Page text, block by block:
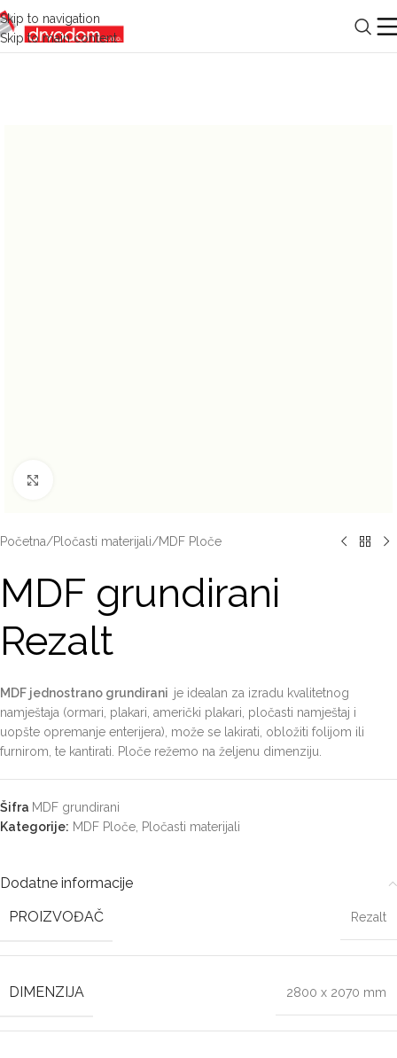
Skip to navigation
Skip to main content
Početna/Pločasti materijali/MDF Ploče
MDF grundirani
Rezalt
MDF jednostrano grundirani je idealan za izradu kvalitetnog
namještaja (ormari, plakari, američki plakari, pločasti namještaj i
uopšte opremanje enterijera), može se lakirati, obložiti folijom ili
furnirom, te kantirati. Ploče režemo na željenu dimenziju.
Šifra MDF grundirani
Kategorije: MDF Ploče Pločasti materijali
Dodatne informacije
PROIZVOĐAČ
Rezalt
DIMENZIJA 2800 x 2070 mm